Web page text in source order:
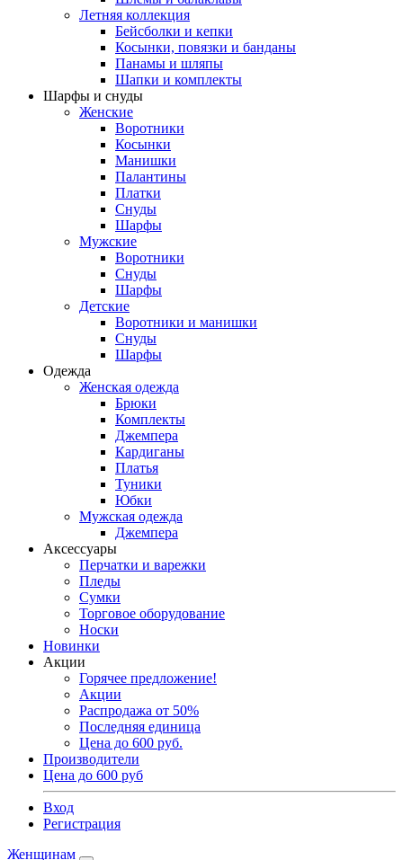
Летняя коллекция
Бейсболки и кепки
Косынки, повязки и банданы
Панамы и шляпы
Шапки и комплекты
Шарфы и снуды
Женские
Воротники
Косынки
Манишки
Палантины
Платки
Снуды
Шарфы
Мужские
Воротники
Снуды
Шарфы
Детские
Воротники и манишки
Снуды
Шарфы
Одежда
Женская одежда
Брюки
Комплекты
Джемпера
Кардиганы
Платья
Туники
Юбки
Мужская одежда
Джемпера
Аксессуары
Перчатки и варежки
Пледы
Сумки
Торговое оборудование
Носки
Новинки
Акции
Горячее предложение!
Акции
Распродажа от 50%
Последняя единица
Цена до 600 руб.
Производители
Цена до 600 руб
Вход
Регистрация
Женщинам